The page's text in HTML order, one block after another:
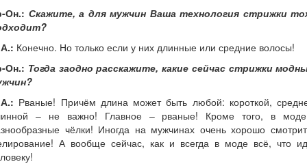
Он.: Скажите, а для мужчин Ваша технология стрижки
Конечно. Но только если у них длинные или средние волосы!
Он.: Тогда заодно расскажите, какие сейчас стрижки
Рваные! Причём длина может быть любой: короткой,
– не важно! Главное – рваные! Кроме того, в
чёлки! Иногда на мужчинах очень хорошо
А вообще сейчас, как и всегда в моде всё, что